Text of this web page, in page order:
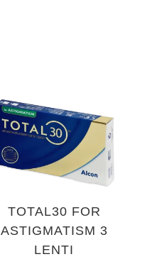
TOTAL30 FOR
ASTIGMATISM 3
LENTI